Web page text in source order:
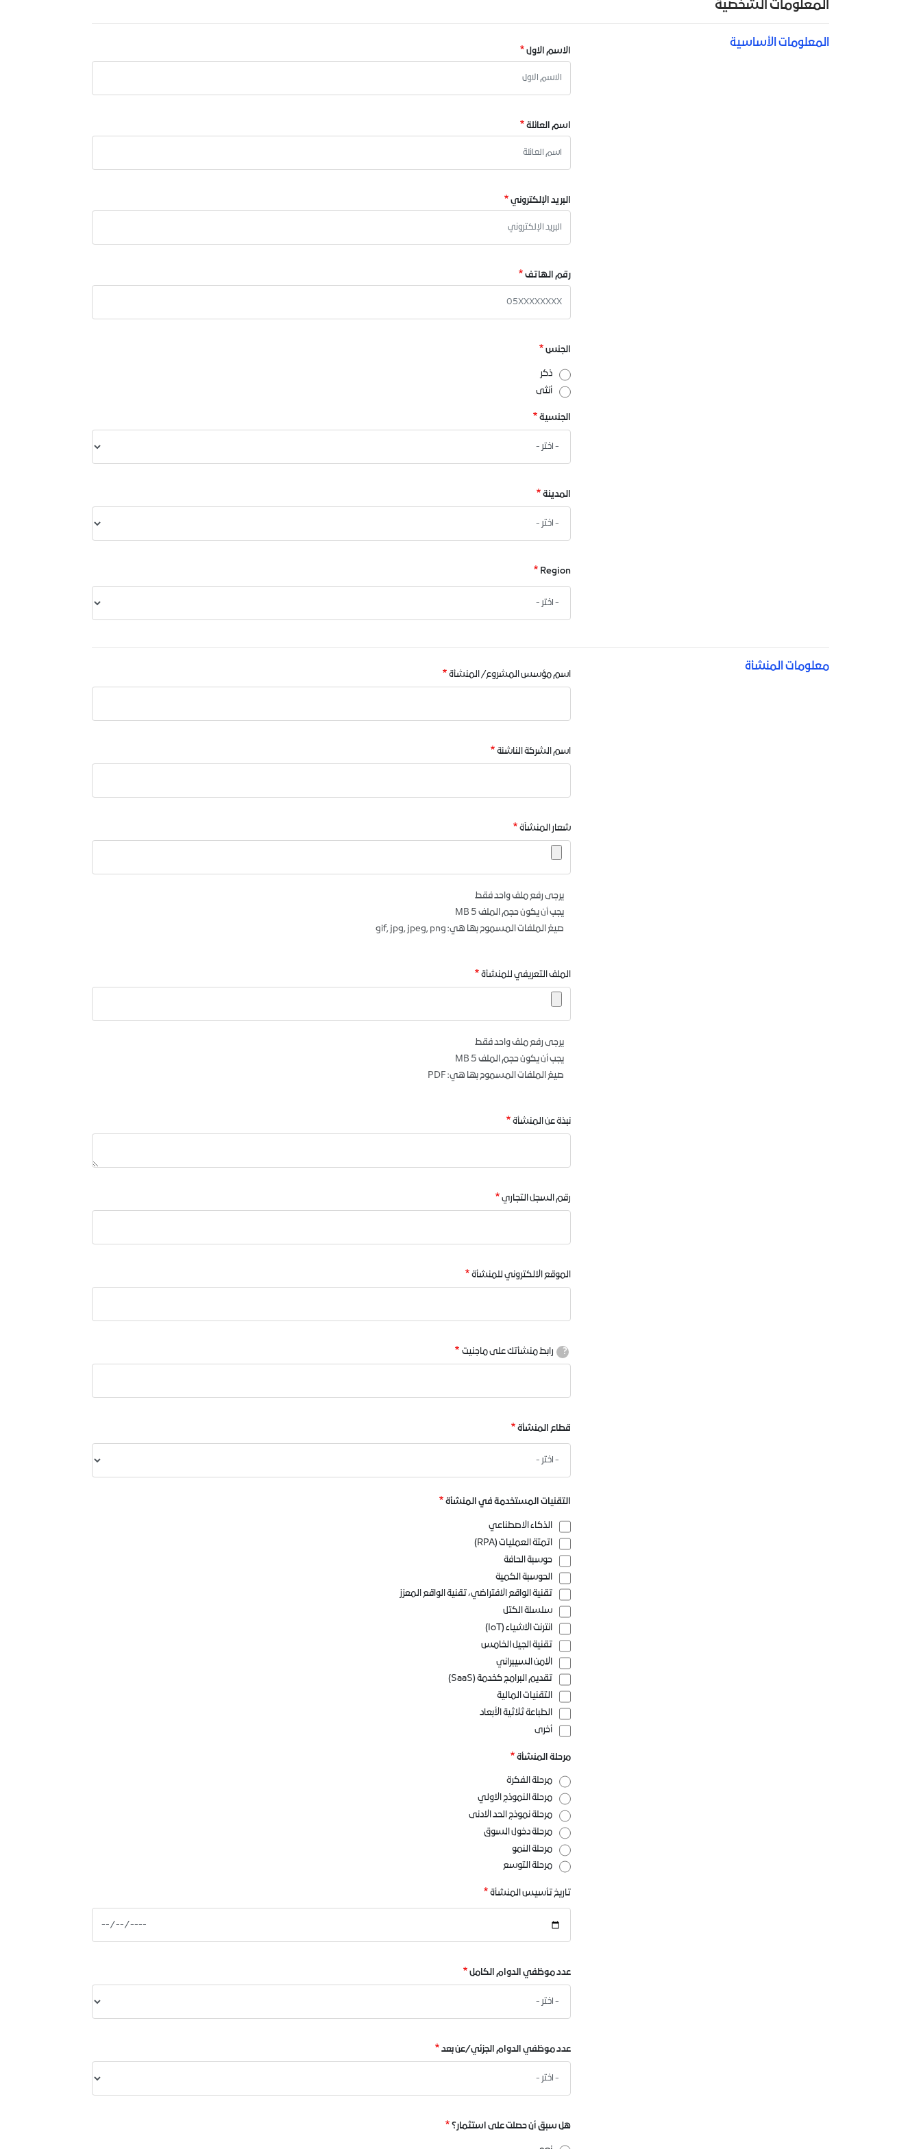
المعلومات الشخصية
المعلومات الأساسية
الاسم الاول
اسم العائلة
البريد الإلكتروني
رقم الهاتف
الجنس
ذكر
أنثى
الجنسية
المدينة
Region
معلومات المنشأة
اسم مؤسس المشروع/ المنشأة
اسم الشركة الناشئة
شعار المنشآة
يرجى رفع ملف واحد فقط
يجب أن يكون حجم الملف 5 MB
صيغ الملفات المسموح بها هي: gif, jpg, jpeg, png
الملف التعريفي للمنشأة
يرجى رفع ملف واحد فقط
يجب أن يكون حجم الملف 5 MB
صيغ الملفات المسموح بها هي: PDF
نبذة عن المنشأة
رقم السجل التجاري
الموقع الالكتروني للمنشأة
? رابط منشأتك على ماجنيت
قطاع المنشأة
المنشأة
التقنيات المستخدمة في المنشأة
الذكاء الاصطناعي
اتمتة العمليات (RPA)
حوسبة الحافة
الحوسبة الكمية
تقنية الواقع الافتراضي، تقنية الواقع المعزز
سلسلة الكتل
انترنت الاشياء (IoT)
تقنية الجيل الخامس
الامن السيبراني
تقديم البرامج كخدمة (SaaS)
التقنيات المالية
الطباعة ثلاثية الأبعاد
أخرى
مرحلة المنشأة
مرحلة الفكرة
مرحلة النموذج الاولي
مرحلة نموذج الحد الادنى
مرحلة دخول السوق
مرحلة النمو
مرحلة التوسع
تاريخ تأسيس المنشأة
تأسيس
عدد موظفي الدوام الكامل
عدد موظفي الدوام الجزئي/عن بعد
هل سبق أن حصلت على استثمار؟